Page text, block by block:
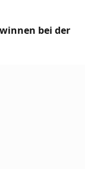
bei der